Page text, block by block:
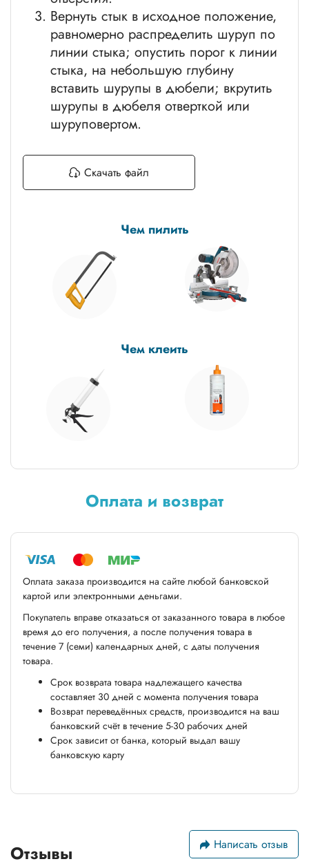
Вернуть стык в исходное положение,
равномерно распределить шуруп по
линии стыка; опустить порог к линии
стыка, на небольшую глубину
вставить шурупы в дюбели; вкрутить
шурупы в дюбеля отверткой или
шуруповертом.
Скачать файл
Чем пилить
Чем клеить
Оплата и возврат
Оплата заказа производится на сайте любой банковской
картой или электронными деньгами.
Покупатель вправе отказаться от заказанного товара в любое
время до его получения, а после получения товара в
течение 7 (семи) календарных дней, с даты получения
товара.
Срок возврата товара надлежащего качества
составляет 30 дней с момента получения товара
Возврат переведённых средств, производится на ваш
банковский счёт в течение 5-30 рабочих дней
Срок зависит от банка, который выдал вашу
банковскую карту
Отзывы Написать отзыв